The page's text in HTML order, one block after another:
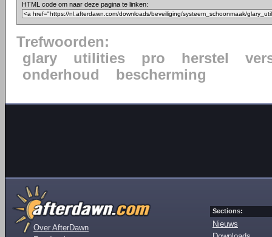
HTML code om naar deze pagina te linken:
Trefwoorden:
glary
utilities pro herstel
onderhoud
bescherming
Over AfterDawn
Sections:
Nieuws